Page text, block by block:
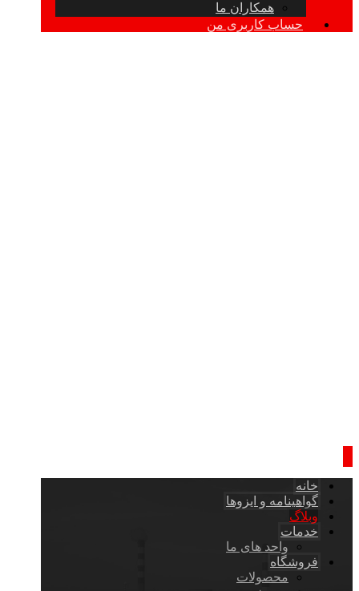
همکاران ما
حساب کاربری من
خانه
گواهینامه و ایزوها
وبلاگ
خدمات
واحد های ما
فروشگاه
محصولات